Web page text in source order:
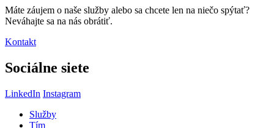
Máte záujem o naše služby alebo sa chcete len na niečo spýtať?
Neváhajte sa na nás obrátiť.
Kontakt
Sociálne siete
LinkedIn Instagram
Služby
Tím